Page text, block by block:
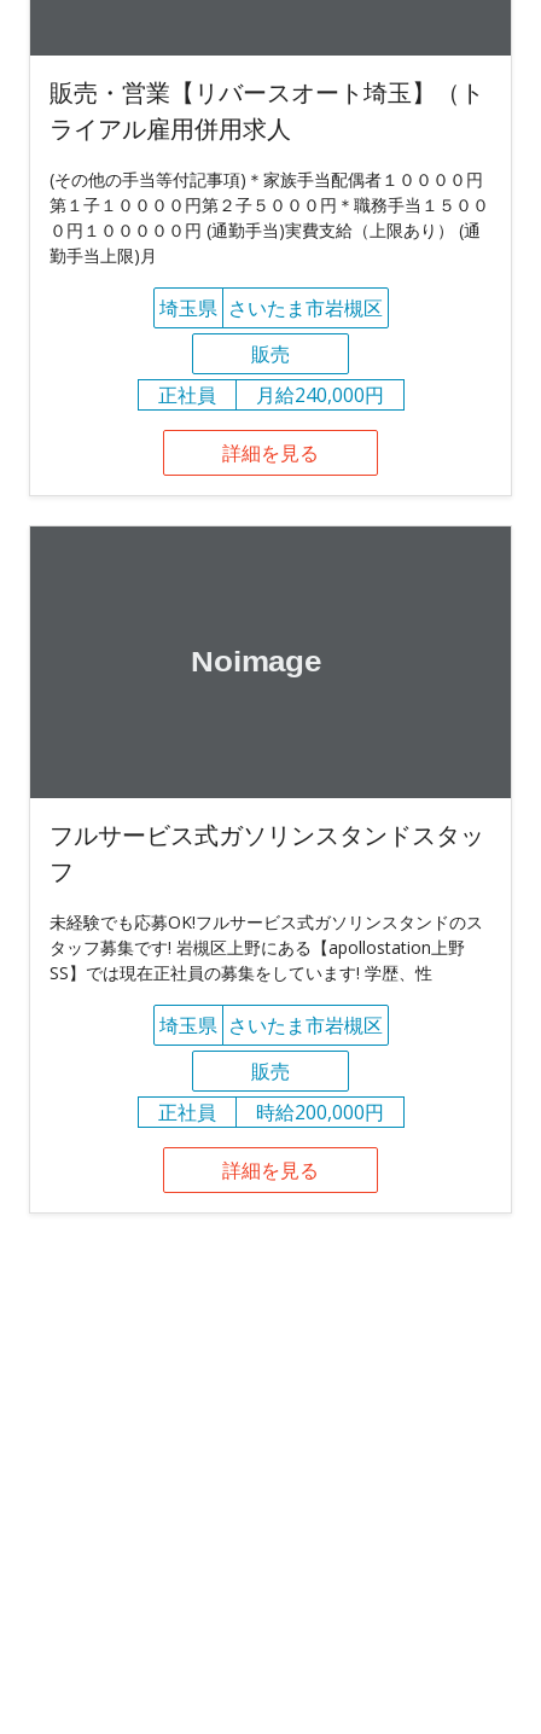
販売・営業【リバースオート埼玉】（ト
ライアル雇用併用求人
(その他の手当等付記事項)＊家族手当配偶者１００００円
第１子１００００円第２子５０００円＊職務手当１５００
０円１０００００円 (通勤手当)実費支給（上限あり） (通
勤手当上限)月
埼玉県 さいたま市岩槻区
販売
正社員
月給240,000円
詳細を見る
フルサービス式ガソリンスタンドスタッ
フ
未経験でも応募OK!フルサービス式ガソリンスタンドのス
タッフ募集です! 岩槻区上野にある【apollostation上野
SS】では現在正社員の募集をしています! 学歴、性
埼玉県 さいたま市岩槻区
販売
正社員
時給200,000円
詳細を見る